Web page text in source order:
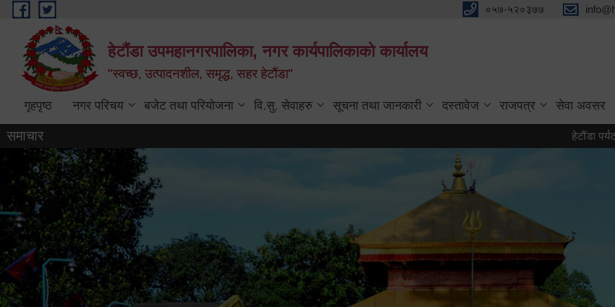
Skip to main content ०५७-५२०३७७
हेटौंडा उपमहानगरपालिका, नगर कार्यपालिकाको कार्यालय
"स्वच्छ, उत्पादनशील, समृद्ध, सहर हेटौंडा"
गृहपृष्ठ नगर परिचय बजेट तथा परियोजना वि.सु. सेवाहरु सूचना तथा जानकारी दस्तावेज राजपत्र सेवा अवसर
समाचार हेटौंडा पर्यटन वर्ष